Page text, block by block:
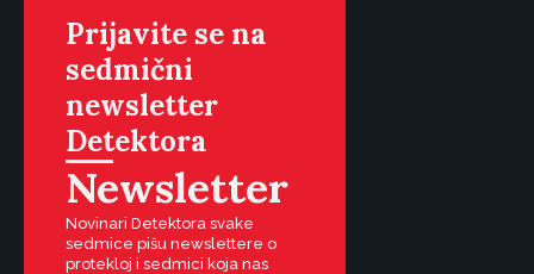
Prijavite se na
sedmični
newsletter
Detektora
Newsletter
Novinari Detektora svake
sedmice pišu newslettere o
protekloj i sedmici koja nas